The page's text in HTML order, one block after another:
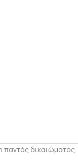
παντός δικαιώματος